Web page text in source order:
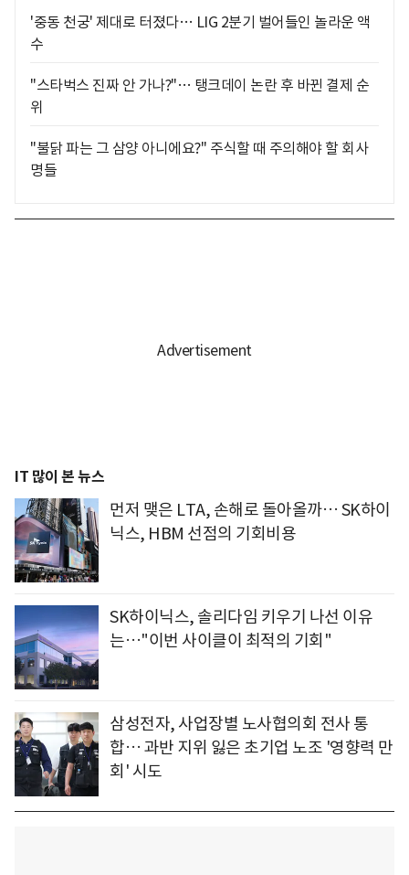
'중동 천궁' 제대로 터졌다… LIG 2분기 벌어들인 놀라운 액
수
"스타벅스 진짜 안 가나?"… 탱크데이 논란 후 바뀐 결제 순
위
"불닭 파는 그 삼양 아니에요?" 주식할 때 주의해야 할 회사
명들
IT 많이 본 뉴스
먼저 맺은 LTA, 손해로 돌아올까… SK하이
닉스, HBM 선점의 기회비용
SK하이닉스, 솔리다임 키우기 나선 이유
는…"이번 사이클이 최적의 기회"
삼성전자, 사업장별 노사협의회 전사 통
합… 과반 지위 잃은 초기업 노조 '영향력 만
회' 시도